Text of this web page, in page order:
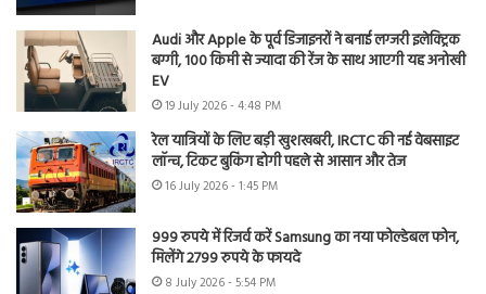
Audi और Apple के पूर्व डिजाइनरों ने बनाई लग्जरी इलेक्ट्रिक
बग्गी, 100 किमी से ज्यादा की रेंज के साथ आएगी यह अनोखी
EV
19 July 2026 - 4:48 PM
रेल यात्रियों के लिए बड़ी खुशखबरी, IRCTC की नई वेबसाइट
लॉन्च, टिकट बुकिंग होगी पहले से आसान और तेज
16 July 2026 - 1:45 PM
999 रुपये में रिजर्व करें Samsung का नया फोल्डेबल फोन,
मिलेंगे 2799 रुपये के फायदे
8 July 2026 - 5:54 PM